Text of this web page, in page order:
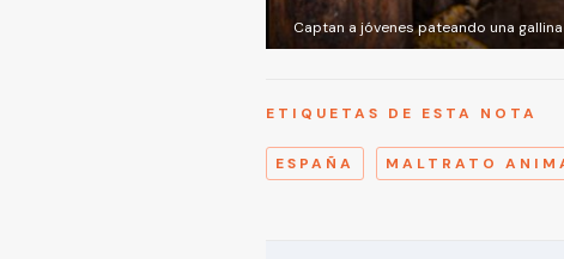
Captan a jóvenes pateando una
ETIQUETAS DE ESTA NOTA
ESPAÑA MALTRATO